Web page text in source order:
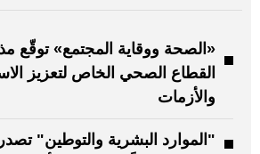
«الصحة ووقاية المجتمع» توقّع
القطاع الصحي الخاص لتعزيز
والأزمات
"الموارد البشرية والتوطين" تصدر